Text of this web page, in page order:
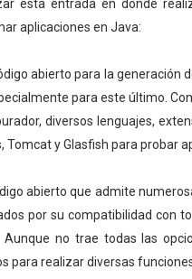
esta entrada en donde
aplicaciones en Java:
abierto para la generación
para este último.
diversos lenguajes,
y Glasfish para probar
abierto que admite
por su compatibilidad con
no trae todas las
para realizar diversas